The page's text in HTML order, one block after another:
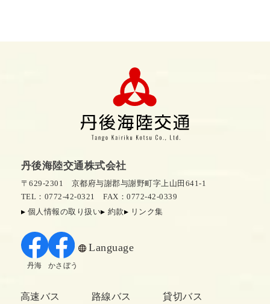
丹後海陸交通株式会社
〒629-2301 京都府与謝郡与謝野町字上山田641-1
TEL：0772-42-0321
FAX：0772-42-0339
個人情報の取り扱い
約款 リンク集
Language
丹海 かさぼう
高速バス 路線バス 貸切バス